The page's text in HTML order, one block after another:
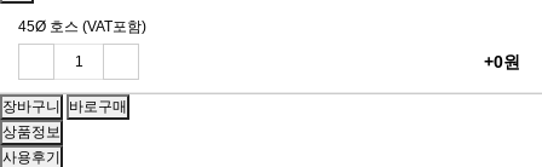
45Ø 호스 (VAT포함)
+0원
상품정보
사용후기